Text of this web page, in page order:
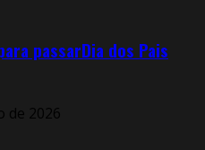
passarDia dos Pais
de 2026